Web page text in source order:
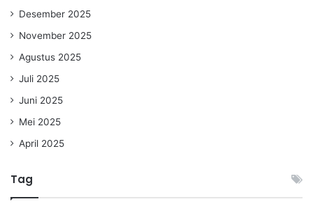
Desember 2025
November 2025
Agustus 2025
Juli 2025
Juni 2025
Mei 2025
April 2025
Tag